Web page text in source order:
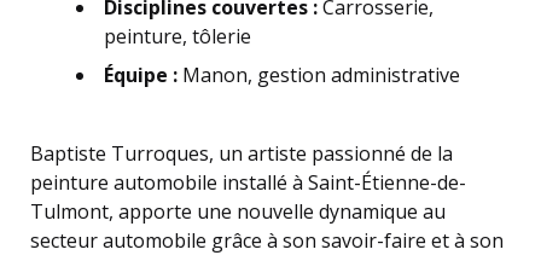
Disciplines couvertes :Carrosserie,
peinture, tôlerie
Équipe : Manon, gestion administrative
Baptiste Turroques, un artiste passionné de la
peinture automobile installé à Saint-Étienne-de-
Tulmont, apporte une nouvelle dynamique au
secteur automobile grâce à son savoir-faire et à son